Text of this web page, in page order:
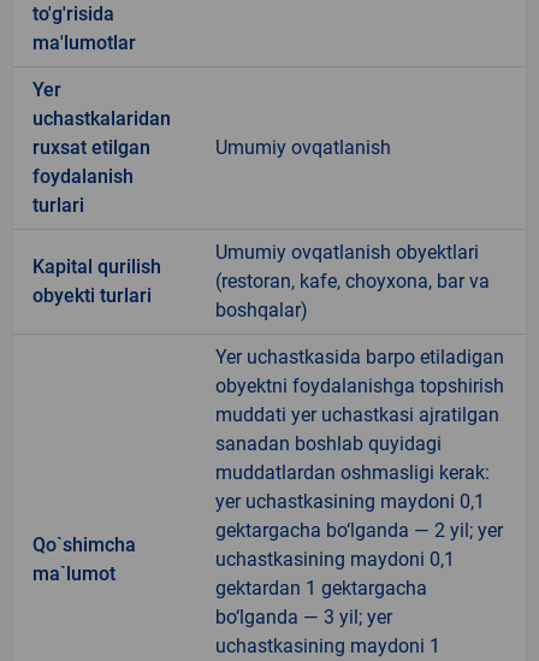
to'g'risida
ma'lumotlar
Yer
uchastkalaridan
ruxsat etilgan
foydalanish
turlari
Umumiy ovqatlanish
Kapital qurilish
obyekti turlari
Umumiy ovqatlanish obyektlari
(restoran, kafe, choyxona, bar va
boshqalar)
Qo`shimcha
ma`lumot
Yer uchastkasida barpo etiladigan
obyektni foydalanishga topshirish
muddati yer uchastkasi ajratilgan
sanadan boshlab quyidagi
muddatlardan oshmasligi kerak:
yer uchastkasining maydoni 0,1
gektargacha bo‘lganda — 2 yil; yer
uchastkasining maydoni 0,1
gektardan 1 gektargacha
bo‘lganda — 3 yil; yer
uchastkasining maydoni 1